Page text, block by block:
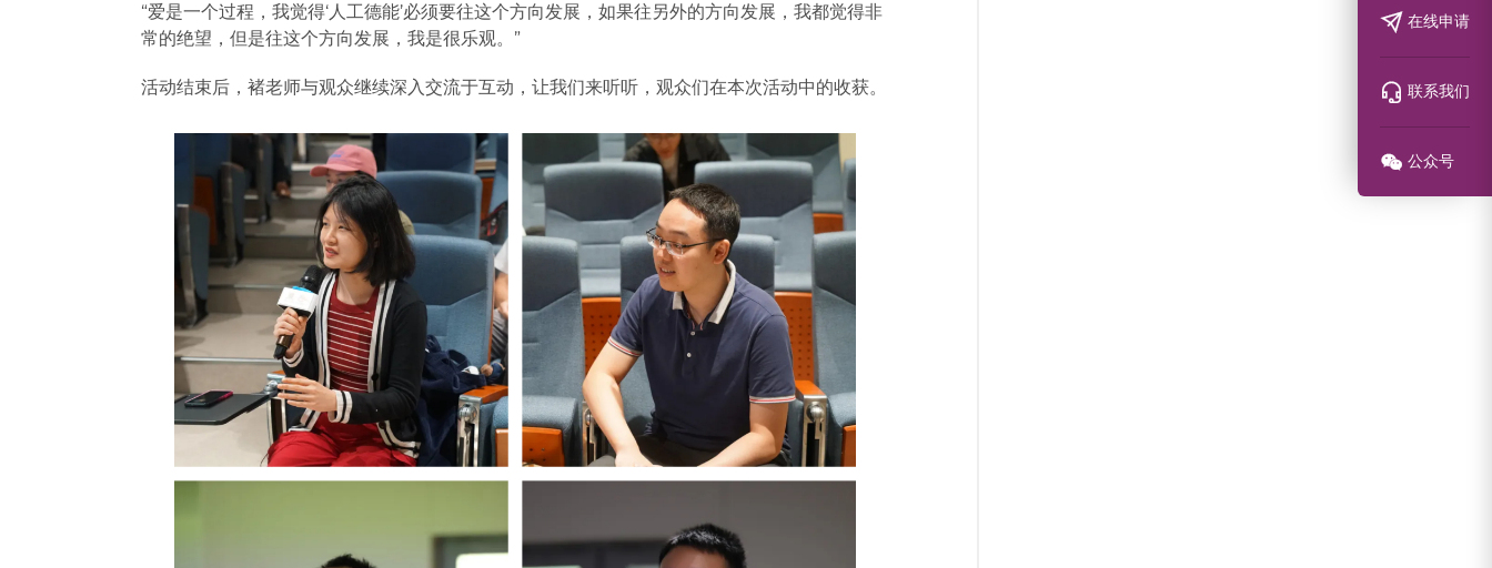
“爱是一个过程，我觉得‘人工德能’必须要往这个方向发展，如果往另外的方向发展，我都觉得非
常的绝望，但是往这个方向发展，我是很乐观。”
活动结束后，褚老师与观众继续深入交流于互动，让我们来听听，观众们在本次活动中的收获。
在线申请
联系我们
公众号